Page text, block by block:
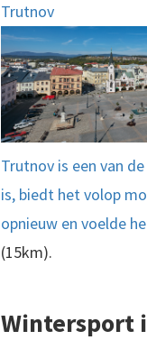
Trutnov
Trutnov is een van
is, biedt het volop
opnieuw en voelde
(15km).
Wintersport